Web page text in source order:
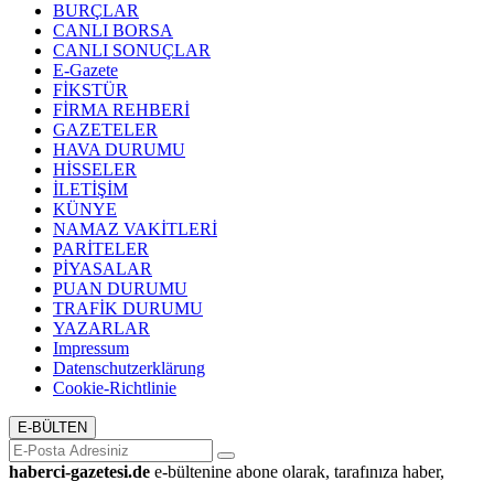
BURÇLAR
CANLI BORSA
CANLI SONUÇLAR
E-Gazete
FİKSTÜR
FİRMA REHBERİ
GAZETELER
HAVA DURUMU
HİSSELER
İLETİŞİM
KÜNYE
NAMAZ VAKİTLERİ
PARİTELER
PİYASALAR
PUAN DURUMU
TRAFİK DURUMU
YAZARLAR
Impressum
Datenschutzerklärung
Cookie-Richtlinie
E-BÜLTEN
haberci-gazetesi.de e-bültenine abone olarak, tarafınıza haber,